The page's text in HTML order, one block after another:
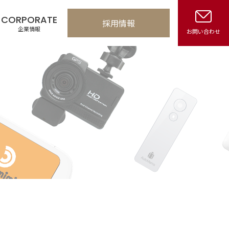
CORPORATE
企業情報 採用情報
お問い合わせ